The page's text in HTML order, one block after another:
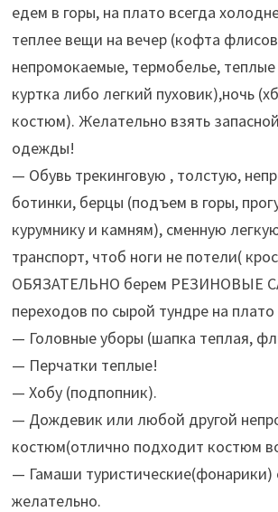
едем в горы, на плато всегда
теплее вещи на вечер (кофта
непромокаемые, термобелье, теплые
куртка либо легкий пуховик),ночь
костюм). Желательно взять
одежды!
— Обувь трекинговую , толстую,
ботинки, берцы (подъем в горы,
курумнику и камням), сменную
транспорт, чтоб ноги не потели(
ОБЯЗАТЕЛЬНО берем РЕЗИНОВЫЕ
переходов по сырой тундре на
— Головные уборы (шапка теплая,
— Перчатки теплые!
— Хобу (подпопник).
— Дождевик или любой другой
костюм(отлично подходит костюм
— Гамаши туристические(фонарики)
желательно.